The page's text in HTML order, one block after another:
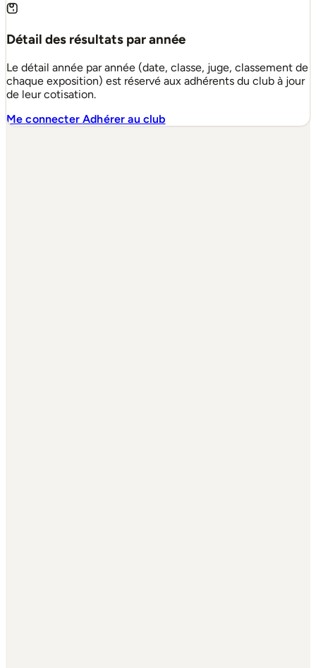
Détail des résultats par année
Le détail année par année (date, classe, juge, classement de
chaque exposition) est réservé aux adhérents du club à jour
de leur cotisation.
Me connecterAdhérer au club